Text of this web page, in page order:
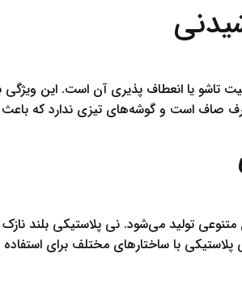
تاشو یا انعطاف پذیری آن است. این
صاف است و گوشه‌های تیزی ندارد که باعث
تولید می‌شود. نی پلاستیکی بلند
پلاستیکی با ساختار‌های مختلف برای